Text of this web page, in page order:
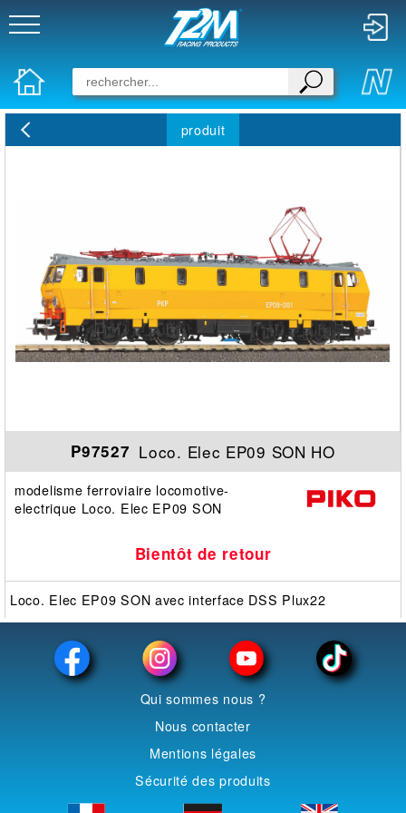
produit
P97527 Loco. Elec EP09 SON HO
modelisme ferroviaire locomotive-
electrique Loco. Elec EP09 SON
Bientôt de retour
Loco. Elec EP09 SON avec interface DSS Plux22
Qui sommes nous ?
Nous contacter
Mentions légales
Sécurité des produits